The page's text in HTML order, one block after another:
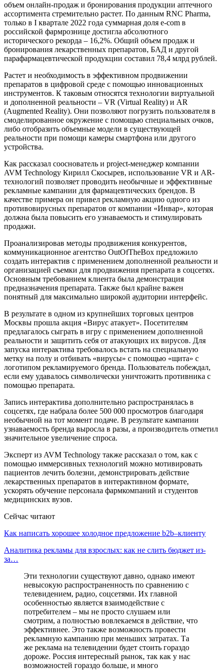
объем онлайн-продаж и бронирования продукции аптечного
ассортимента стремительно растет. По данным RNC Pharma,
только в I квартале 2022 года суммарная доля e-com в
российской фармрознице достигла абсолютного
исторического рекорда – 16,2%. Общий объем продаж и
бронирования лекарственных препаратов, БАД и другой
парафармацевтической продукции составил 78,4 млрд рублей.
Растет и необходимость в эффективном продвижении
препаратов в цифровой среде с помощью инновационных
инструментов. К таковым относятся технологии виртуальной
и дополненной реальности – VR (Virtual Reality) и AR
(Augmented Reality). Они позволяют погрузить пользователя в
смоделированное окружение с помощью специальных очков,
либо отобразить объемные модели в существующей
реальности при помощи камеры смартфона или другого
устройства.
Как рассказал сооснователь и project-менеджер компании
AVM Technology Кирилл Скосырев, использование VR и AR-
технологий позволяет проводить необычные и эффективные
рекламные кампании для фармацевтических брендов. В
качестве примера он привел рекламную акцию одного из
противовирусных препаратов от компании «Инвар», которая
должна была повысить его узнаваемость и стимулировать
продажи.
Проанализировав методы продвижения конкурентов,
коммуникационное агентство OutOfTheBox предложило
создать интерактив с применением дополненной реальности и
организацией съемки для продвижения препарата в соцсетях.
Основным требованием клиента была демонстрация
предназначения препарата. Также был крайне важен
понятный для максимально широкой аудитории интерфейс.
В результате в одном из крупнейших торговых центров
Москвы прошла акция «Вирус атакует». Посетителям
предлагалось сыграть в игру с применением дополненной
реальности и защитить себя от атакующих их вирусов. Для
запуска интерактива требовалось встать на специальную
метку на полу и отбивать «вирусы» с помощью «щита» с
логотипом рекламируемого бренда. Пользователь побеждал,
если ему удавалось символически уничтожить противника с
помощью препарата.
Запись интерактива дополнительно распространялась в
соцсетях, где набрала более 500 000 просмотров благодаря
необычной на тот момент подаче. В результате кампании
узнаваемость бренда выросла в разы, а производитель отметил
значительное увеличение спроса.
Эксперт из AVM Technology также рассказал о том, как с
помощью иммерсивных технологий можно мотивировать
пациентов лечить болезни, демонстрировать действие
лекарственных препаратов в интерактивном формате,
ускорять обучение персонала фармкомпаний и студентов
медицинских вузов.
Сейчас читают
Как написать хорошее холодное предложение b2b–клиенту
Аналитика рекламы для взрослых: как не слить бюджет из-
за…
Эти технологии существуют давно, однако имеют
невысокую распространенность по сравнению с
телевидением, радио, соцсетями. Их главной
особенностью является взаимодействие с
потребителем – мы не просто слушаем или
смотрим, а полностью вовлекаемся в действие, что
эффективнее. Это также возможность провести
рекламную кампанию при меньших затратах. Та
же реклама на телевидении будет стоить гораздо
дороже. Россия интересный рынок, так как у нас
возможностей гораздо больше, и много